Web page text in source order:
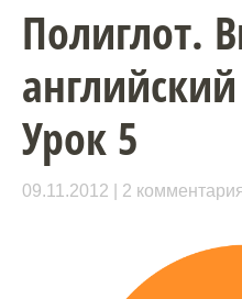
Полиглот.
Урок 5
09.11.2012 2